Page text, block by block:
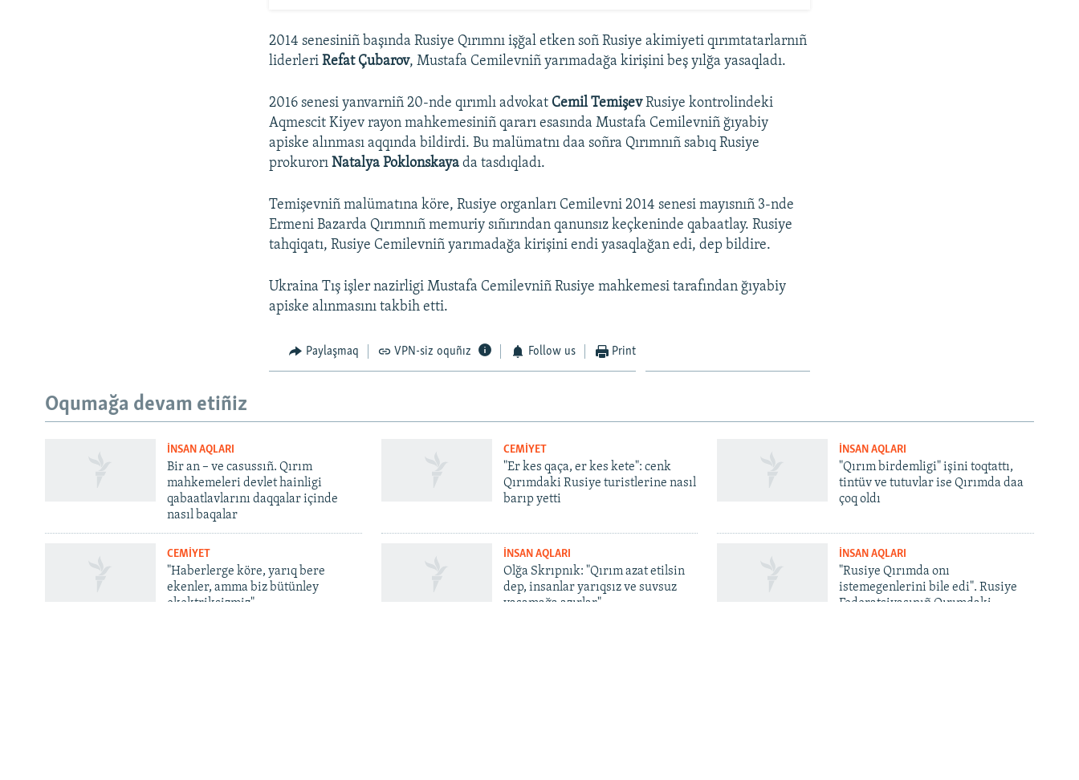
Українською
2014 senesiniñ başında Rusiye Qırımnı işğal etken soñ Rusiye akimiyeti qırımtatarlarnıñ
liderleriRefat Çubarov, Mustafa Cemilevniñ yarımadağa kirişini beş yılğa yasaqladı.
2016 senesi yanvarniñ 20-nde qırımlı advokat Cemil TemişevRusiye kontrolindeki
Aqmescit Kiyev rayon mahkemesiniñ qararı esasında Mustafa Cemilevniñ ğıyabiy
apiske alınması aqqında bildirdi. Bu malümatnı daa soñra Qırımnıñ sabıq Rusiye
prokurorıNatalya Poklonskaya da tasdıqladı.
Temişevniñ malümatına köre, Rusiye organları Cemilevni 2014 senesi mayısnıñ 3-nde
Ermeni Bazarda Qırımnıñ memuriy sıñırından qanunsız keçkeninde qabaatlay. Rusiye
tahqiqatı, Rusiye Cemilevniñ yarımadağa kirişini endi yasaqlağan edi, dep bildire.
Ukraina Tış işler nazirligi Mustafa Cemilevniñ Rusiye mahkemesi tarafından ğıyabiy
apiske alınmasını takbih etti.
Paylaşmaq VPN-siz oquñız Follow us Print
Oqumağa devam etiñiz
İNSAN AQLARI
Bir an – ve casussıñ. Qırım
mahkemeleri devlet hainligi
qabaatlavlarını daqqalar içinde
nasıl baqalar
CEMİYET
"Er kes qaça, er kes kete": cenk
Qırımdaki Rusiye turistlerine nasıl
barıp yetti
İNSAN AQLARI
"Qırım birdemligi" işini toqtattı,
tintüv ve tutuvlar ise Qırımda daa
çoq oldı
CEMİYET
"Haberlerge köre, yarıq bere
ekenler, amma biz bütünley
ekektriksizmiz"
İNSAN AQLARI
Olğa Skrıpnık: "Qırım azat etilsin
dep, insanlar yarıqsız ve suvsuz
yaşamağa azırlar"
İNSAN AQLARI
"Rusiye Qırımda onı
istemegenlerini bile edi". Rusiye
Federatsiyasınıñ Qırımdaki